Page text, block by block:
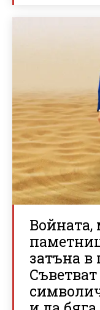
Войната,
затъна